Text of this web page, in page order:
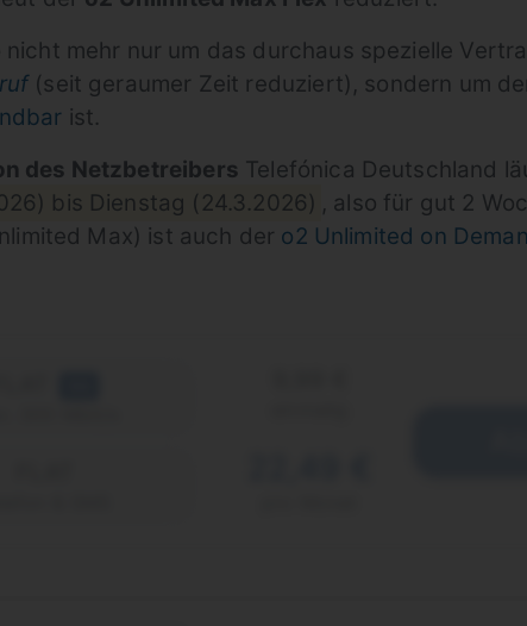
nicht mehr nur um das durchaus spezielle
(seit geraumer Zeit reduziert), sondern um
ist.
des Netzbetreibers Telefónica Deutschland
bis Dienstag (24.3.2026) , also für gut 2
Max) ist auch der o2 Unlimited on